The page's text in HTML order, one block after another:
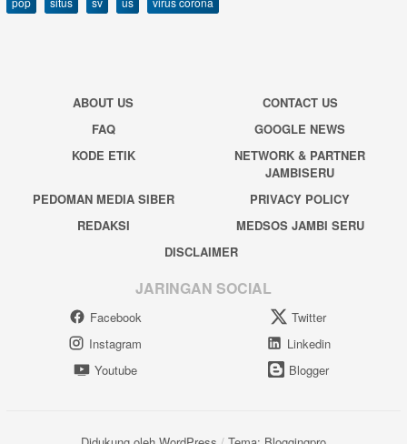
ABOUT US
CONTACT US
FAQ
GOOGLE NEWS
KODE ETIK
NETWORK & PARTNER
JAMBISERU
PEDOMAN MEDIA SIBER
PRIVACY POLICY
REDAKSI
MEDSOS JAMBI SERU
DISCLAIMER
JARINGAN SOCIAL
Facebook
Twitter
Instagram
Linkedin
Youtube
Blogger